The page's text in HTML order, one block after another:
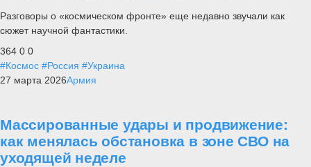
Разговоры о «космическом фронте» еще недавно звучали как
сюжет научной фантастики.
364 0 0
#Космос #Россия #Украина
27 марта 2026Армия
Массированные удары и продвижение:
как менялась обстановка в зоне СВО на
уходящей неделе